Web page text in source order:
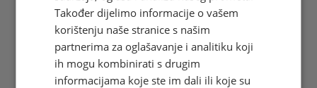
Također dijelimo informacije o vašem
korištenju naše stranice s našim
partnerima za oglašavanje i analitiku koji
ih mogu kombinirati s drugim
informacijama koje ste im dali ili koje su